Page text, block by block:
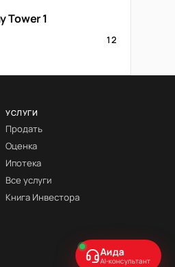
Tower 1
12
Аида
AI-консультант
УСЛУГИ
Продать
Оценка
Ипотека
Все услуги
Книга Инвестора